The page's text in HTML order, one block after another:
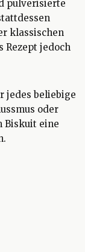
pulverisierte
klassischen
Rezept jedoch
jedes beliebige
oder
Biskuit eine